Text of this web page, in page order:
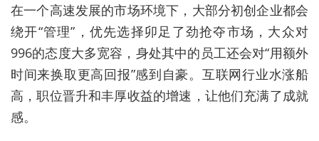
在一个高速发展的市场环境下，大部分初创企业都会
绕开“管理”，优先选择卯足了劲抢夺市场，大众对
996的态度大多宽容，身处其中的员工还会对“用额外
时间来换取更高回报”感到自豪。互联网行业水涨船
高，职位晋升和丰厚收益的增速，让他们充满了成就
感。